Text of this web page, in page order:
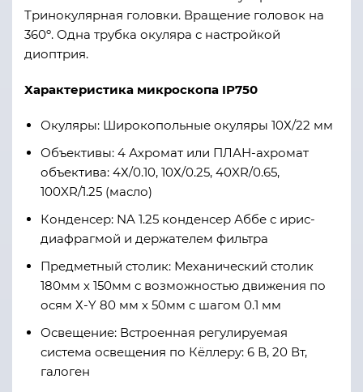
Тринокулярная головки. Вращение головок на
360º. Одна трубка окуляра с настройкой
диоптрия.
Характеристика микроскопа IP750
Окуляры: Широкопольные окуляры 10Х/22 мм
Объективы: 4 Ахромат или ПЛАН-ахромат
объектива: 4Х/0.10, 10Х/0.25, 40XR/0.65,
100XR/1.25 (масло)
Конденсер: NA 1.25 конденсер Аббе с ирис-
диафрагмой и держателем фильтра
Предметный столик: Механический столик
180мм х 150мм с возможностью движения по
осям Х-Y 80 мм х 50мм с шагом 0.1 мм
Освещение: Встроенная регулируемая
система освещения по Кёллеру: 6 В, 20 Вт,
галоген